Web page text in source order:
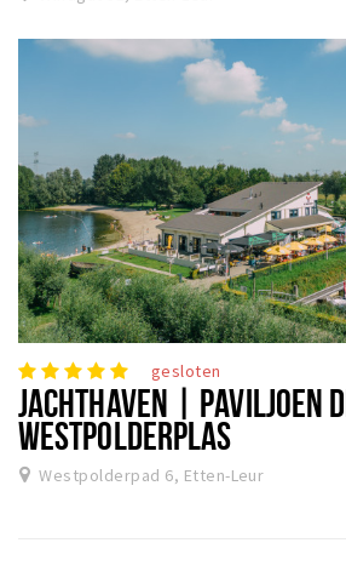
gesloten
JACHTHAVEN | PAVILJOEN
WESTPOLDERPLAS
Westpolderpad 6, Etten-Leur